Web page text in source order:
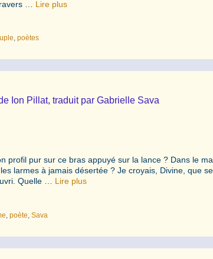
… Lire plus
,poètes
Ion Pillat, traduit par Gabrielle Sava
profil pur sur ce bras appuyé sur la lance ? Dans le
larmes à jamais désertée ? Je croyais, Divine, que
Quelle … Lire plus
,poète,Sava